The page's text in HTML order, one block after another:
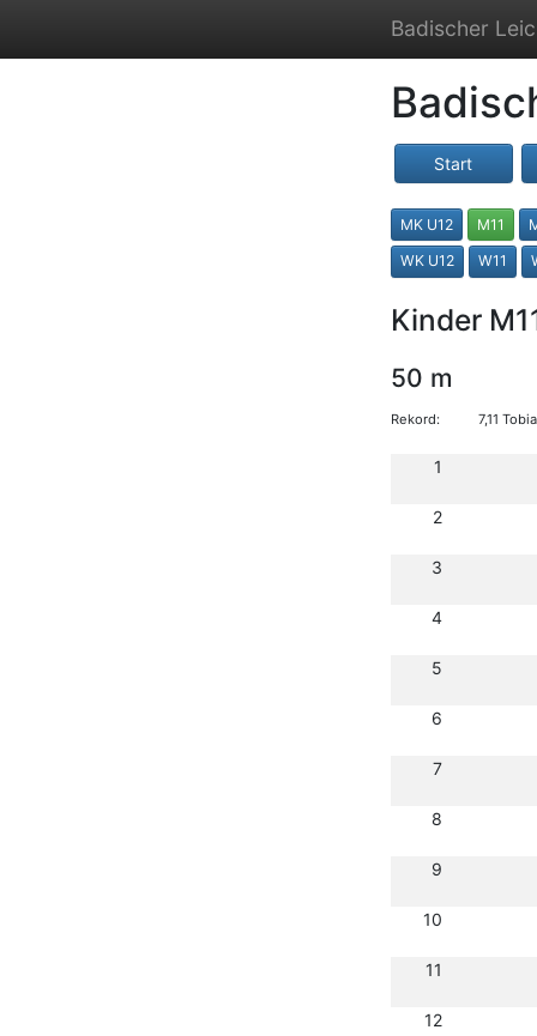
Badischer
Start
MK U12 M11
WK U12 W11
Kinder
50 m
Rekord: 7,11
1
2
3
4
5
6
7
8
9
10
11
12